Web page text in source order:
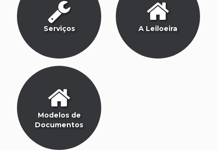
Serviços A Leiloeira
Modelos de
Documentos